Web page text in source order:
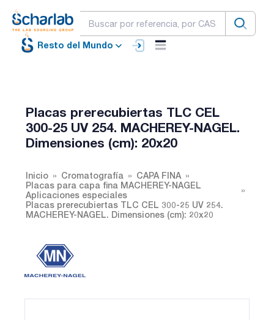
Resto del Mundo
Placas prerecubiertas TLC CEL
300-25 UV 254. MACHEREY-NAGEL.
Dimensiones (cm): 20x20
Inicio Cromatografía
CAPA FINA
Placas para capa fina MACHEREY-NAGEL
Aplicaciones especiales
Placas prerecubiertas TLC CEL 300-25 UV 254.
MACHEREY-NAGEL. Dimensiones (cm): 20x20